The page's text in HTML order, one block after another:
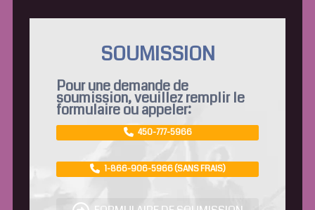
SOUMISSION
Pour une demande de
soumission, veuillez remplir le
formulaire ou appeler:
450-777-5966
1-866-906-5966 (SANS FRAIS)